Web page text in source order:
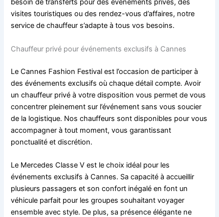
besoin de transferts pour des événements privés, des
visites touristiques ou des rendez-vous d’affaires, notre
service de chauffeur s’adapte à tous vos besoins.
Chauffeur privé pour événements exclusifs à Cannes
Le Cannes Fashion Festival est l’occasion de participer à
des événements exclusifs où chaque détail compte. Avoir
un chauffeur privé à votre disposition vous permet de vous
concentrer pleinement sur l’événement sans vous soucier
de la logistique. Nos chauffeurs sont disponibles pour vous
accompagner à tout moment, vous garantissant
ponctualité et discrétion.
Le Mercedes Classe V est le choix idéal pour les
événements exclusifs à Cannes. Sa capacité à accueillir
plusieurs passagers et son confort inégalé en font un
véhicule parfait pour les groupes souhaitant voyager
ensemble avec style. De plus, sa présence élégante ne